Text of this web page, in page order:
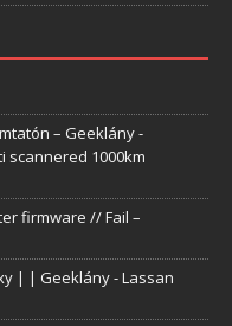
– Geeklány-
scannered 1000km
firmware // Fail –
| | Geeklány-Lassan